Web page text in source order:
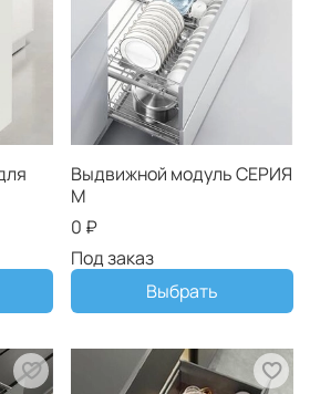
Выдвижной модуль СЕРИЯ
M
0 ₽
Под заказ
Выбрать